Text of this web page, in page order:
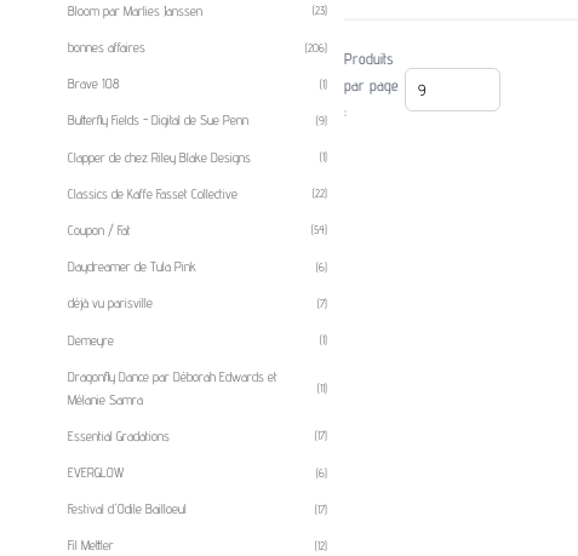
Bloom par Marlies Janssen (23)
bonnes affaires (206)
Brave 108 (1)
Butterfly Fields - Digital de Sue Penn (9)
Clapper de chez Riley Blake Designs (1)
Classics de Kaffe Fasset Collective (22)
Coupon / Fat (54)
Daydreamer de Tula Pink (6)
déjà vu parisville (7)
Demeyre (1)
Dragonfly Dance par Déborah Edwards et
Mélanie Samra
(11)
Essential Gradations (17)
EVERGLOW (6)
Festival d'Odile Bailloeul (17)
Fil Mettler (12)
Produits
par page
: